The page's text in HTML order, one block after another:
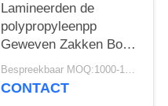
Lamineerden de
polypropyleenpp
Geweven Zakken Bopp
Geweven 40gsm-
170gsm 60mg aan
Bespreekbaar MOQ:1000-10000 zakken
CONTACT